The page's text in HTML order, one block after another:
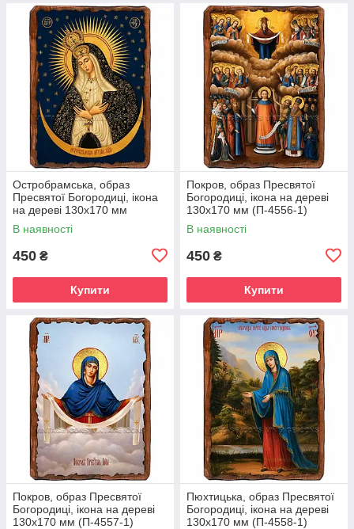
Остробрамська, образ
Пресвятої Богородиці, ікона
на дереві 130х170 мм
(П-4552-1)
В наявності
450 ₴
Купити
Покров, образ Пресвятої
Богородиці, ікона на дереві
130х170 мм (П-4556-1)
В наявності
450 ₴
Купити
Покров, образ Пресвятої
Богородиці, ікона на дереві
130х170 мм (П-4557-1)
Пюхтицька, образ Пресвятої
Богородиці, ікона на дереві
130х170 мм (П-4558-1)